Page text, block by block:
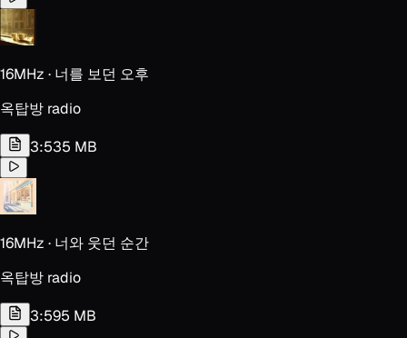
16MHz · 너를 보던 오후
옥탑방 radio
3:535 MB
16MHz · 너와 웃던 순간
옥탑방 radio
3:595 MB